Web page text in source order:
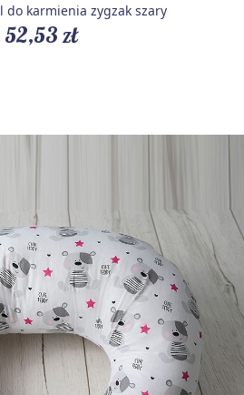
do karmienia zygzak szary
52,53 zł